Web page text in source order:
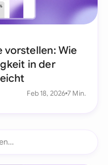
vorstellen: Wie
in der
Feb 18, 2026 7 Min.